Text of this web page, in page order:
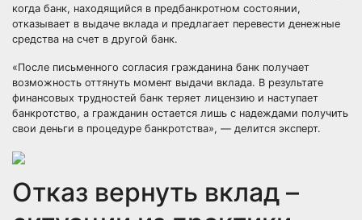
когда банк, находящийся в предбанкротном состоянии,
отказывает в выдаче вклада и предлагает перевести денежные
средства на счет в другой банк.
«После письменного согласия гражданина банк получает
возможность оттянуть момент выдачи вклада. В результате
финансовых трудностей банк теряет лицензию и наступает
банкротство, а гражданин остается лишь с надеждами получить
свои деньги в процедуре банкротства», — делится эксперт.
Отказ вернуть вклад –